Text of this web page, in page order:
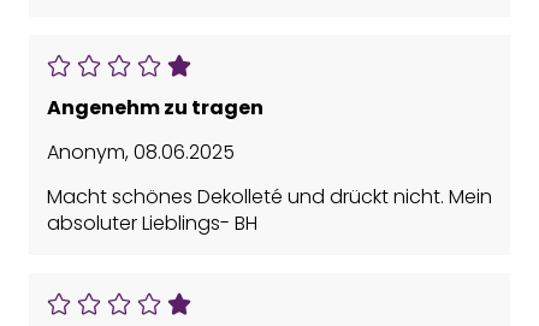
Angenehm zu tragen
Anonym,08.06.2025
Macht schönes Dekolleté und drückt nicht. Mein
absoluter Lieblings- BH